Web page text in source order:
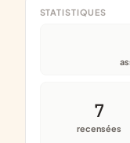
STATISTIQUES
7
recensées